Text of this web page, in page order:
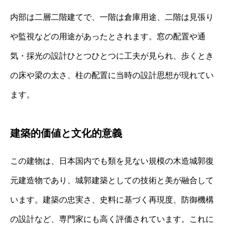
内部は二層二階建てで、一階は倉庫用途、二階は見張り
や監視などの用途があったとされます。窓の配置や通
気・採光の設計ひとつひとつに工夫が見られ、歩くとき
の床や梁の太さ、柱の配置に当時の設計思想が現れてい
ます。
建築的価値と文化的意義
この建物は、日本国内でも類を見ない規模の木造城郭復
元建造物であり、城郭建築としての技術と美が融合して
います。建築の忠実さ、史料に基づく再現度、防御機構
の設計など、専門家にも高く評価されています。これに